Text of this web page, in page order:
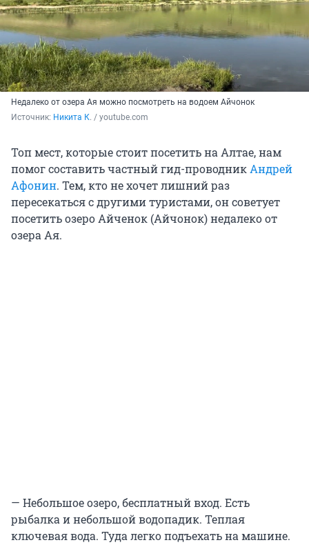
Недалеко от озера Ая можно посмотреть на водоем Айчонок
Источник: Никита К. / youtube.com
Топ мест, которые стоит посетить на Алтае, нам
помог составить частный гид-проводникАндрей
Афонин. Тем, кто не хочет лишний раз
пересекаться с другими туристами, он советует
посетить озеро Айченок (Айчонок) недалеко от
озера Ая.
— Небольшое озеро, бесплатный вход. Есть
рыбалка и небольшой водопадик. Теплая
ключевая вода. Туда легко подъехать на машине.